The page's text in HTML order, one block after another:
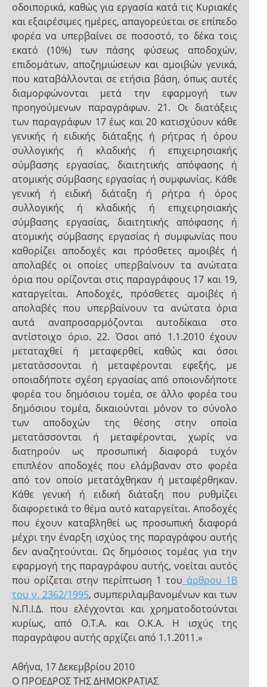
οδοιπορικά, καθώς για εργασία κατά τις Κυριακές
και εξαιρέσιμες ημέρες, απαγορεύεται σε επίπεδο
φορέα να υπερβαίνει σε ποσοστό, το δέκα τοις
εκατό (10%) των πάσης φύσεως αποδοχών,
επιδομάτων, αποζημιώσεων και αμοιβών γενικά,
που καταβάλλονται σε ετήσια βάση, όπως αυτές
διαμορφώνονται μετά την εφαρμογή των
προηγούμενων παραγράφων. 21. Οι διατάξεις
των παραγράφων 17 έως και 20 κατισχύουν κάθε
γενικής ή ειδικής διάταξης ή ρήτρας ή όρου
συλλογικής ή κλαδικής ή επιχειρησιακής
σύμβασης εργασίας, διαιτητικής απόφασης ή
ατομικής σύμβασης εργασίας ή συμφωνίας. Κάθε
γενική ή ειδική διάταξη ή ρήτρα ή όρος
συλλογικής ή κλαδικής ή επιχειρησιακής
σύμβασης εργασίας, διαιτητικής απόφασης ή
ατομικής σύμβασης εργασίας ή συμφωνίας που
καθορίζει αποδοχές και πρόσθετες αμοιβές ή
απολαβές οι οποίες υπερβαίνουν τα ανώτατα
όρια που ορίζονται στις παραγράφους 17 και 19,
καταργείται. Αποδοχές, πρόσθετες αμοιβές ή
απολαβές που υπερβαίνουν τα ανώτατα όρια
αυτά αναπροσαρμόζονται αυτοδίκαια στο
αντίστοιχο όριο. 22. Όσοι από 1.1.2010 έχουν
μεταταχθεί ή μεταφερθεί, καθώς και όσοι
μετατάσσονται ή μεταφέρονται εφεξής, με
οποιαδήποτε σχέση εργασίας από οποιονδήποτε
φορέα του δημόσιου τομέα, σε άλλο φορέα του
δημόσιου τομέα, δικαιούνται μόνον το σύνολο
των αποδοχών της θέσης στην οποία
μετατάσσονται ή μεταφέρονται, χωρίς να
διατηρούν ως προσωπική διαφορά τυχόν
επιπλέον αποδοχές που ελάμβαναν στο φορέα
από τον οποίο μετατάχθηκαν ή μεταφέρθηκαν.
Κάθε γενική ή ειδική διάταξη που ρυθμίζει
διαφορετικά το θέμα αυτό καταργείται. Αποδοχές
που έχουν καταβληθεί ως προσωπική διαφορά
μέχρι την έναρξη ισχύος της παραγράφου αυτής
δεν αναζητούνται. Ως δημόσιος τομέας για την
εφαρμογή της παραγράφου αυτής, νοείται αυτός
που ορίζεται στην περίπτωση 1 του άρθρου 1Β
του ν. 2362/1995, συμπεριλαμβανομένων και των
Ν.Π.Ι.Δ. που ελέγχονται και χρηματοδοτούνται
κυρίως, από Ο.Τ.Α. και Ο.Κ.Α. Η ισχύς της
παραγράφου αυτής αρχίζει από 1.1.2011.»
Αθήνα, 17 Δεκεμβρίου 2010
Ο ΠΡΟΕΔΡΟΣ ΤΗΣ ΔΗΜΟΚΡΑΤΙΑΣ